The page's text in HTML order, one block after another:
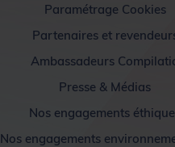
Paramétrage Cookies
Partenaires et
Ambassadeurs
Presse & Médias
Nos engagements
Nos engagements